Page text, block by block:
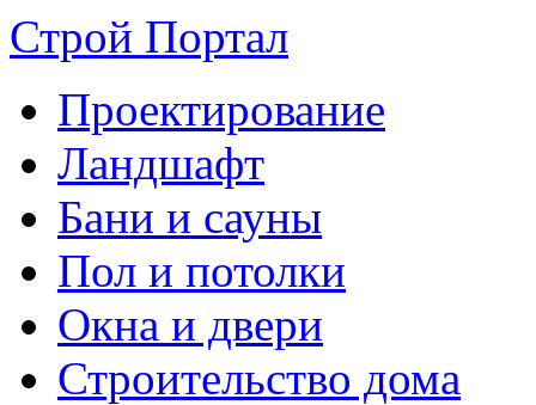
Строй Портал
Проектирование
Ландшафт
Бани и сауны
Пол и потолки
Окна и двери
Строительство дома